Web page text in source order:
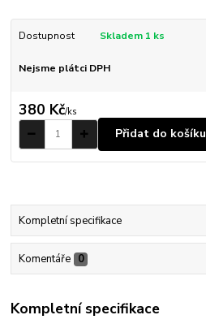
Dostupnost Skladem 1 ks
Nejsme plátci DPH
380 Kč/ks
Přidat do košíku
Kompletní specifikace
Komentáře 0
Kompletní specifikace